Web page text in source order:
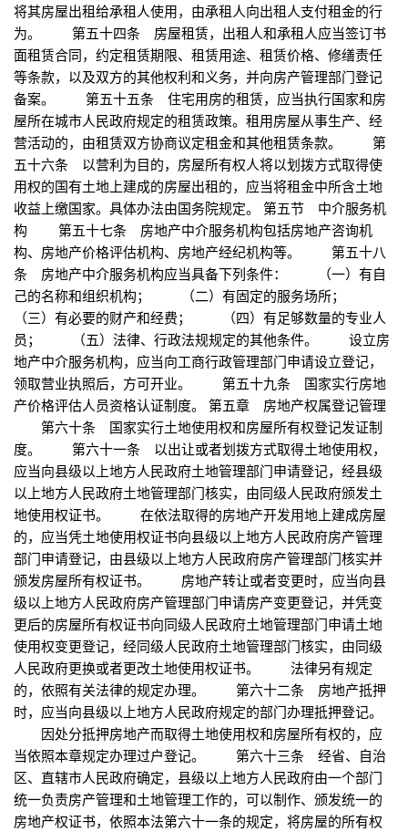
将其房屋出租给承租人使用，由承租人向出租人支付租金的行
为。 第五十四条 房屋租赁，出租人和承租人应当签订书
面租赁合同，约定租赁期限、租赁用途、租赁价格、修缮责任
等条款，以及双方的其他权利和义务，并向房产管理部门登记
备案。 第五十五条 住宅用房的租赁，应当执行国家和房
屋所在城市人民政府规定的租赁政策。租用房屋从事生产、经
营活动的，由租赁双方协商议定租金和其他租赁条款。 第
五十六条 以营利为目的，房屋所有权人将以划拨方式取得使
用权的国有土地上建成的房屋出租的，应当将租金中所含土地
收益上缴国家。具体办法由国务院规定。 第五节 中介服务机
构 第五十七条 房地产中介服务机构包括房地产咨询机
构、房地产价格评估机构、房地产经纪机构等。 第五十八
条 房地产中介服务机构应当具备下列条件： （一）有自
己的名称和组织机构； （二）有固定的服务场所；
（三）有必要的财产和经费； （四）有足够数量的专业人
员； （五）法律、行政法规规定的其他条件。 设立房
地产中介服务机构，应当向工商行政管理部门申请设立登记，
领取营业执照后，方可开业。 第五十九条 国家实行房地
产价格评估人员资格认证制度。 第五章 房地产权属登记管理
第六十条 国家实行土地使用权和房屋所有权登记发证制
度。 第六十一条 以出让或者划拨方式取得土地使用权，
应当向县级以上地方人民政府土地管理部门申请登记，经县级
以上地方人民政府土地管理部门核实，由同级人民政府颁发土
地使用权证书。 在依法取得的房地产开发用地上建成房屋
的，应当凭土地使用权证书向县级以上地方人民政府房产管理
部门申请登记，由县级以上地方人民政府房产管理部门核实并
颁发房屋所有权证书。 房地产转让或者变更时，应当向县
级以上地方人民政府房产管理部门申请房产变更登记，并凭变
更后的房屋所有权证书向同级人民政府土地管理部门申请土地
使用权变更登记，经同级人民政府土地管理部门核实，由同级
人民政府更换或者更改土地使用权证书。 法律另有规定
的，依照有关法律的规定办理。 第六十二条 房地产抵押
时，应当向县级以上地方人民政府规定的部门办理抵押登记。
因处分抵押房地产而取得土地使用权和房屋所有权的，应
当依照本章规定办理过户登记。 第六十三条 经省、自治
区、直辖市人民政府确定，县级以上地方人民政府由一个部门
统一负责房产管理和土地管理工作的，可以制作、颁发统一的
房地产权证书，依照本法第六十一条的规定，将房屋的所有权